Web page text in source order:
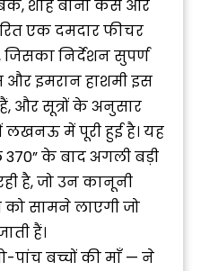
शाह बानो केस और
एक दमदार फीचर
निर्देशन सुपर्ण
और इमरान हाशमी इस
और सूत्रों के अनुसार
लखनऊ में पूरी हुई है। यह
के बाद अगली बड़ी
है, जो उन कानूनी
सामने लाएगी जो
हैं।
पांच बच्चों की माँ — ने